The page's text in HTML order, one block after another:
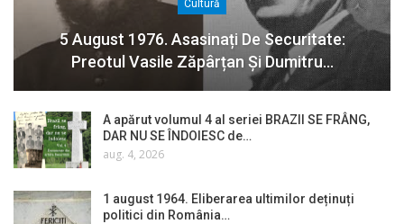
Cultură
5 August 1976. Asasinați De Securitate:
Preotul Vasile Zăpârțan Și Dumitru…
A apărut volumul 4 al seriei BRAZII SE FRÂNG,
DAR NU SE ÎNDOIESC de…
aug. 4, 2026
1 august 1964. Eliberarea ultimilor deținuți
politici din România…